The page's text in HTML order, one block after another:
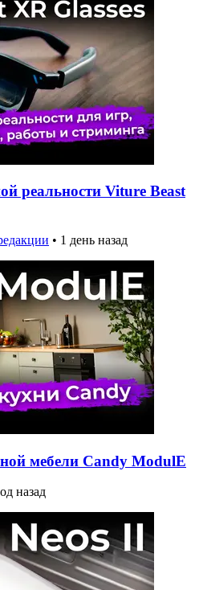
реальности Viture Beast
• 1 день назад
мебели Candy ModulE
назад